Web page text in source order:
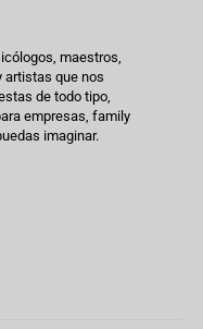
maestros,
artistas que nos
de todo tipo,
empresas, family
imaginar.